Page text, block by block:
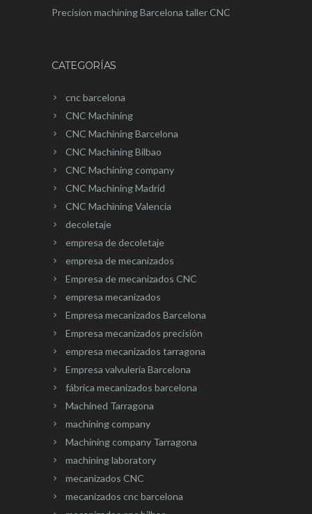
Precision machining Barcelona taller CNC
CATEGORÍAS
cnc barcelona
CNC Machining
CNC Machining Barcelona
CNC Machining Bilbao
CNC Machining company
CNC Machining Madrid
CNC Machining Valencia
decoletaje
empresa de decoletaje
empresa de mecanizados
Empresa de mecanizados CNC
empresa mecanizados
Empresa mecanizados Barcelona
Empresa mecanizados precisión
empresa mecanizados tarragona
Empresa valvuleria Barcelona
fábrica mecanizados barcelona
Machined Tarragona
machining company
Machining company Tarragona
machining laboratory
mecanizados CNC
mecanizados cnc barcelona